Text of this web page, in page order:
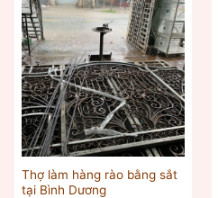
Thợ làm hàng rào bằng sắt
tại Bình Dương